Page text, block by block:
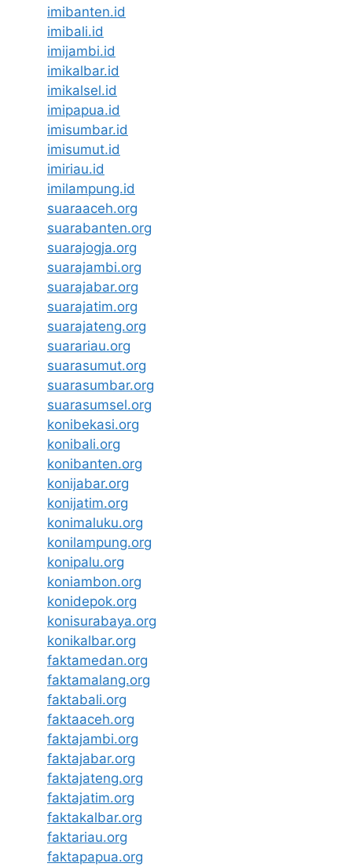
imibanten.id
imibali.id
imijambi.id
imikalbar.id
imikalsel.id
imipapua.id
imisumbar.id
imisumut.id
imiriau.id
imilampung.id
suaraaceh.org
suarabanten.org
suarajogja.org
suarajambi.org
suarajabar.org
suarajatim.org
suarajateng.org
suarariau.org
suarasumut.org
suarasumbar.org
suarasumsel.org
konibekasi.org
konibali.org
konibanten.org
konijabar.org
konijatim.org
konimaluku.org
konilampung.org
konipalu.org
koniambon.org
konidepok.org
konisurabaya.org
konikalbar.org
faktamedan.org
faktamalang.org
faktabali.org
faktaaceh.org
faktajambi.org
faktajabar.org
faktajateng.org
faktajatim.org
faktakalbar.org
faktariau.org
faktapapua.org